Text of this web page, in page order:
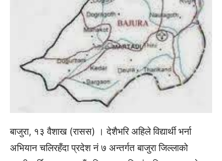
बाजुरा, १३ वैशाख (रासस) । देशैभरि अहिले विद्यार्थी भर्ना
अभियान चलिरहँदा प्रदेश नं ७ अन्तर्गत बाजुरा जिल्लाको